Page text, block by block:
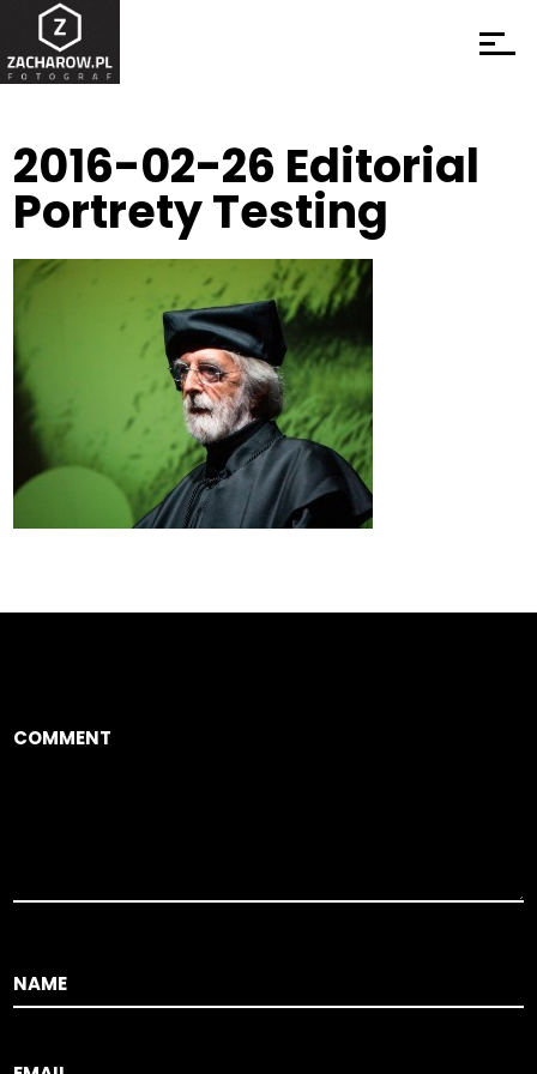
2016-02-26 Editorial
Portrety Testing